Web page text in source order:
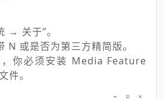
→ 关于”。
或是否为第三方精简版。
你必须安装 Media Feature
件。